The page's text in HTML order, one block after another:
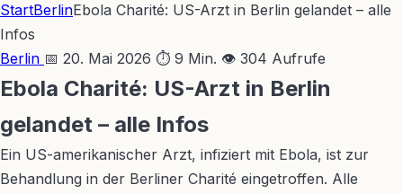
StartBerlinEbola Charité: US-Arzt in Berlin gelandet – alle
Infos
Berlin 📅 20. Mai 2026 ⏱ 9 Min. 👁 304 Aufrufe
Ebola Charité: US-Arzt in Berlin
gelandet – alle Infos
Ein US-amerikanischer Arzt, infiziert mit Ebola, ist zur
Behandlung in der Berliner Charité eingetroffen. Alle